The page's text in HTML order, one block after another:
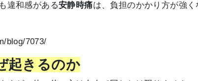
違和感がある安静時痛は、負担のかかり方が強
blog/7073/
起きるのか